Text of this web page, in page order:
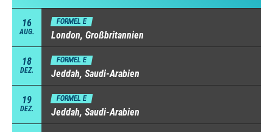
16
AUG.
FORMEL E
London, Großbritannien
18
DEZ.
FORMEL E
Jeddah, Saudi-Arabien
19
DEZ.
FORMEL E
Jeddah, Saudi-Arabien